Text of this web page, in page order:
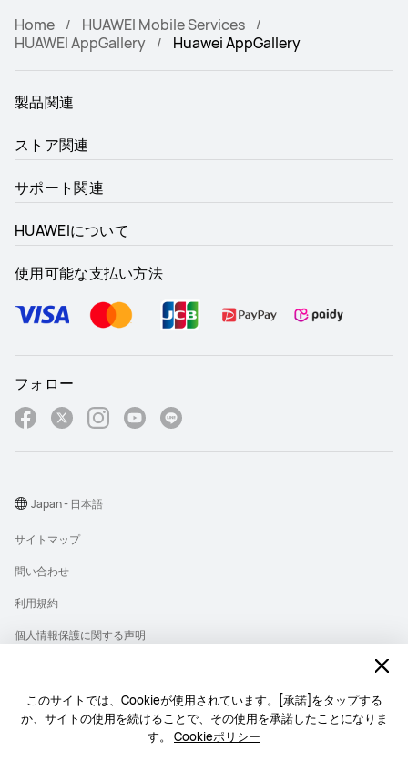
このサイトでは、Cookieが使用されています。[承諾]をタップする
か、サイトの使用を続けることで、その使用を承諾したことになりま
す。 Cookieポリシー
Home
HUAWEI Mobile Services
HUAWEI AppGallery
Huawei AppGallery
製品関連
ストア関連
サポート関連
HUAWEIについて
使用可能な支払い方法
フォロー
サイトマップ
問い合わせ
利用規約
個人情報保護に関する声明
クッキー
Japan - 日本語